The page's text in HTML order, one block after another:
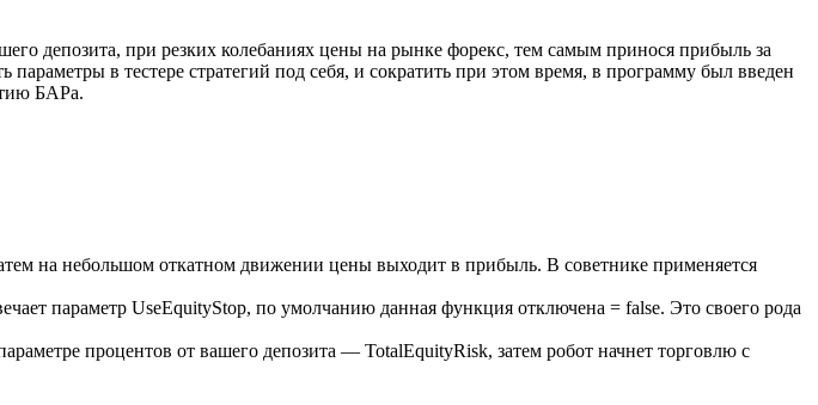
депозита, при резких колебаниях цены на рынке форекс, тем самым принося прибыль за
в тестере стратегий под себя, и сократить при этом время, в программу был введен
БАРа.
на небольшом откатном движении цены выходит в прибыль. В советнике применяется
параметр UseEquityStop, по умолчанию данная функция отключена = false. Это своего рода
процентов от вашего депозита — TotalEquityRisk, затем робот начнет торговлю с